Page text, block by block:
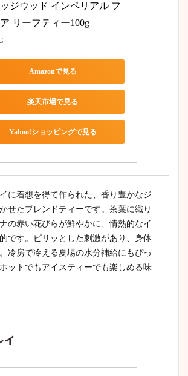
ジウッド インペリアル フ
リーフティー100g
Amazonで見る
楽天市場で見る
Yahoo!ショッピングで見る
に着想を得て作られた、香り豊かなジ
せたブレンドティーです。茶葉に織り
の赤い花びらが鮮やかに、情熱的なイ
です。ピリッとした刺激があり、身体
冷房で冷える夏場の水分補給にもぴっ
ットでもアイスティーでも楽しめる味
イ